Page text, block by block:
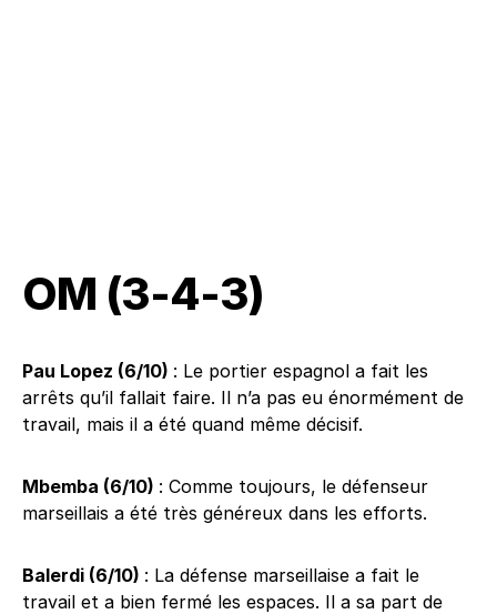
OM (3-4-3)
Pau Lopez (6/10) : Le portier espagnol a fait les
arrêts qu’il fallait faire. Il n’a pas eu énormément de
travail, mais il a été quand même décisif.
Mbemba (6/10) : Comme toujours, le défenseur
marseillais a été très généreux dans les efforts.
Balerdi (6/10) : La défense marseillaise a fait le
travail et a bien fermé les espaces. Il a sa part de